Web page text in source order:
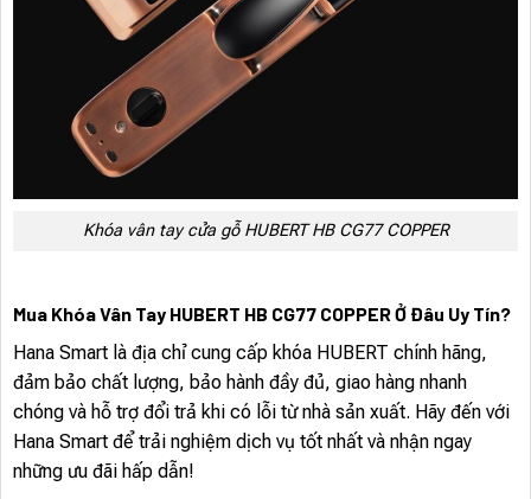
Khóa vân tay cửa gỗ HUBERT HB CG77 COPPER
Mua Khóa Vân Tay HUBERT HB CG77 COPPER Ở Đâu Uy Tín?
Hana Smart là địa chỉ cung cấp khóa HUBERT chính hãng,
đảm bảo chất lượng, bảo hành đầy đủ, giao hàng nhanh
chóng và hỗ trợ đổi trả khi có lỗi từ nhà sản xuất. Hãy đến với
Hana Smart để trải nghiệm dịch vụ tốt nhất và nhận ngay
những ưu đãi hấp dẫn!